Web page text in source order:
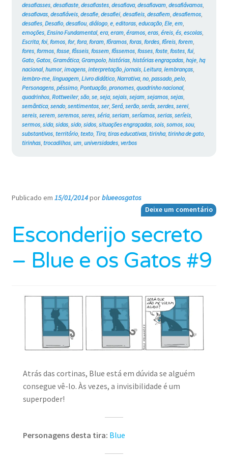
desafiasses, desafiaste, desafiastes, desafiava, desafiavam, desafiávamos,
desafiavas, desafiáveis, desafie, desafiei, desafieis, desafiem, desafiemos,
desafies, Desafio, desafiou, diálogo, e, editoras, educação, Ele, em,
emoções, Ensino Fundamental, era, eram, éramos, eras, éreis, és, escolas,
Escrita, foi, fomos, for, fora, foram, fôramos, foras, fordes, fôreis, forem,
fores, formos, fosse, fôsseis, fossem, fôssemos, fosses, foste, fostes, fui,
Gato, Gatos, Gramática, Grampolo, histórias, histórias engraçadas, hoje, hq
nacional, humor, imagens, interpretação, jornais, Leitura, lembranças,
lembro-me, linguagem, Livro didático, Narrativa, no, passado, pelo,
Personagens, péssimo, Pontuação, pronomes, quadrinho nacional,
quadrinhos, Rottweiler, são, se, seja, sejais, sejam, sejamos, sejas,
semântica, sendo, sentimentos, ser, Será, serão, serás, serdes, serei,
sereis, serem, seremos, seres, séria, seriam, seríamos, serias, seríeis,
sermos, sida, sidas, sido, sidos, situações engraçadas, sois, somos, sou,
substantivos, território, texto, Tira, tiras educativas, tirinha, tirinha de gato,
tirinhas, trocadilhos, um, universidades, verbos
Publicado em 15/01/2014porblueeosgatos
Deixe um comentário
Esconderijo secreto
– Blue e os Gatos #9
Atrás das cortinas, Blue está em dúvida se alguém
consegue vê-lo. Às vezes, a invisibilidade é um
superpoder!
Personagens desta tira: Blue